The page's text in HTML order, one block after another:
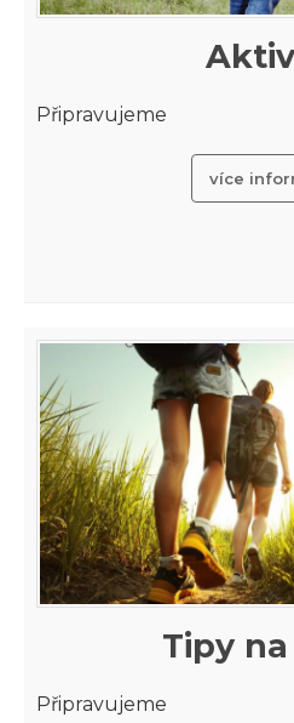
Připravujeme
více
Tipy
Připravujeme